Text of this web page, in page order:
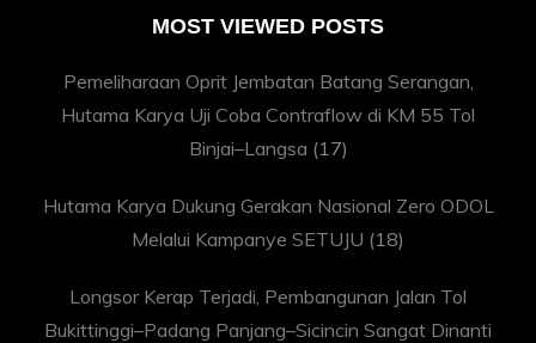
MOST VIEWED POSTS
Pemeliharaan Oprit Jembatan Batang Serangan,
Hutama Karya Uji Coba Contraflow di KM 55 Tol
Binjai–Langsa (17)
Hutama Karya Dukung Gerakan Nasional Zero ODOL
Melalui Kampanye SETUJU (18)
Longsor Kerap Terjadi, Pembangunan Jalan Tol
Bukittinggi–Padang Panjang–Sicincin Sangat Dinanti